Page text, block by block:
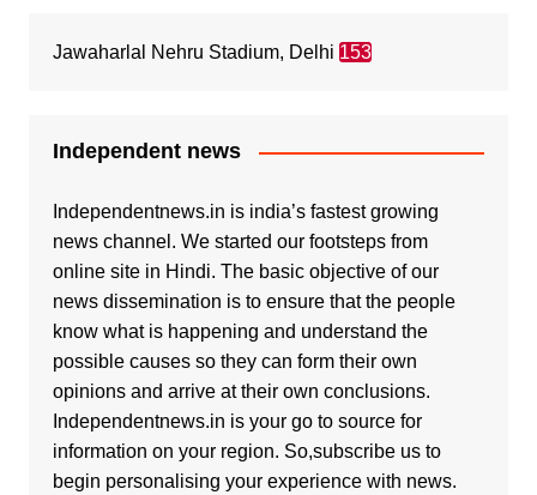
Jawaharlal Nehru Stadium, Delhi 153
Independent news
Independentnews.in is india’s fastest growing
news channel. We started our footsteps from
online site in Hindi. The basic objective of our
news dissemination is to ensure that the people
know what is happening and understand the
possible causes so they can form their own
opinions and arrive at their own conclusions.
Independentnews.in is your go to source for
information on your region. So,subscribe us to
begin personalising your experience with news.